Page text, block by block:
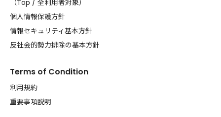
（Top / 全利用者対象）
個人情報保護方針
情報セキュリティ基本方針
反社会的勢力排除の基本方針
Terms of Condition
利用規約
重要事項説明